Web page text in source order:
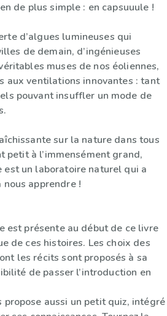
de plus simple : en capsuuule !
d’algues lumineuses qui
de demain, d’ingénieuses
muses de nos éoliennes,
aux ventilations innovantes : tant
pouvant insuffler un mode de
sur la nature dans tous
petit à l’immensément grand,
est un laboratoire naturel qui a
apprendre !
est présente au début de ce livre
de ces histoires. Les choix des
les récits sont proposés à sa
de passer l’introduction en
propose aussi un petit quiz, intégré